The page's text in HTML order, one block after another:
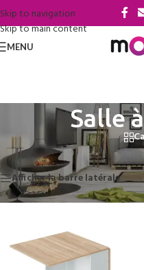
Skip to navigation
Skip to main content
MENU
Salle
Accueil/Salle à manger
Afficher la barre latérale